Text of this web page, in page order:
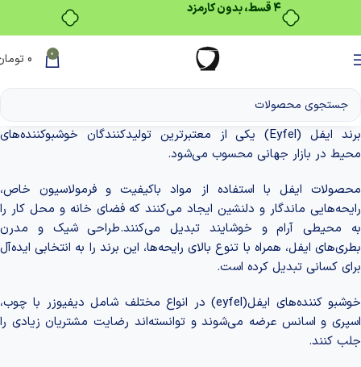
0
0
برند ایفل (Eyfel) یکی از معتبرترین تولیدکنندگان خوشبوکننده‌های
محیط در بازار جهانی محسوب می‌شود.
محصولات ایفل با استفاده از مواد باکیفیت و فرمولاسیون خاص،
رایحه‌هایی ماندگار و دلنشین ایجاد می‌کنند که فضای خانه و محل کار را
به محیطی آرام و خوشایند تبدیل می‌کنند.طراحی شیک و مدرن
بطری‌های ایفل، همراه با تنوع بالای رایحه‌ها، این برند را به انتخابی ایده‌آل
برای کسانی تبدیل کرده است.
خوشبو کننده‌های ایفل(eyfel) در انواع مختلف شامل دیفیوزر با چوب،
اسپری و اسانس عرضه می‌شوند و توانسته‌اند رضایت مشتریان زیادی را
جلب کنند.